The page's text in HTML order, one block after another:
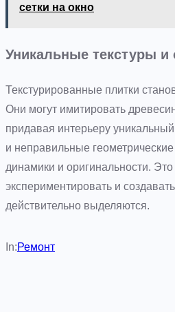
сетки на окно
Уникальные текстуры
Текстурированные плитки
Они могут имитировать
придавая интерьеру
и неправильные
динамики и оригинальности.
экспериментировать и
действительно выделяются.
In:Ремонт